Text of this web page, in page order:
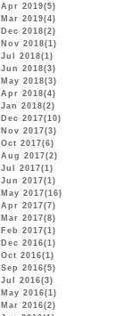
Apr 2019(5)
Mar 2019(4)
Dec 2018(2)
Nov 2018(1)
Jul 2018(1)
Jun 2018(3)
May 2018(3)
Apr 2018(4)
Jan 2018(2)
Dec 2017(10)
Nov 2017(3)
Oct 2017(6)
Aug 2017(2)
Jul 2017(1)
Jun 2017(1)
May 2017(16)
Apr 2017(7)
Mar 2017(8)
Feb 2017(1)
Dec 2016(1)
Oct 2016(1)
Sep 2016(5)
Jul 2016(3)
May 2016(1)
Mar 2016(2)